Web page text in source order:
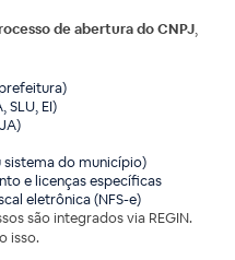
de abertura do CNPJ,
EI)
sistema do município)
e licenças específicas
eletrônica (NFS-e)
são integrados via REGIN.
isso.